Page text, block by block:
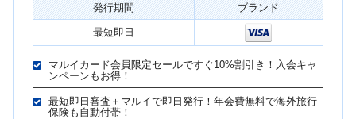
発行期間
ブランド
最短即日
マルイカード会員限定セールですぐ10%割引き！入会キャ
ンペーンもお得！
最短即日審査＋マルイで即日発行！年会費無料で海外旅行
保険も自動付帯！